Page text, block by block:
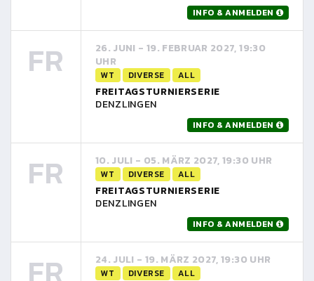
INFO & ANMELDEN
FR
26. JUNI - 19. FEBRUAR 2027, 19:30
UHR
WT DIVERSE ALL
FREITAGSTURNIERSERIE
DENZLINGEN
INFO & ANMELDEN
FR 10. JULI - 05. MÄRZ 2027, 19:30 UHR
WT DIVERSE ALL
FREITAGSTURNIERSERIE
DENZLINGEN
INFO & ANMELDEN
FR 24. JULI - 19. MÄRZ 2027, 19:30 UHR
WT DIVERSE ALL